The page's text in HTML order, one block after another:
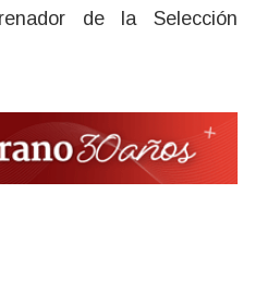
de la Selección